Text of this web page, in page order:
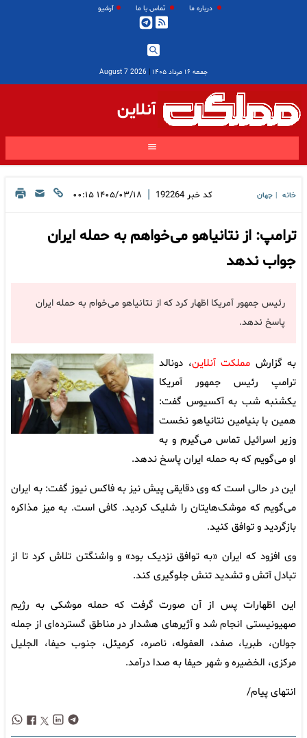
درباره ما تماس با ما آرشیو
جمعه ۱۶ مرداد ۱۴۰۵ |
2026 August 7
آنلاین
خانه جهان کد خبر 192264
| ۱۴۰۵/۰۳/۱۸ ۰۰:۱۵
ترامپ: از نتانیاهو می‌خواهم به حمله ایران
جواب ندهد
رئیس جمهور آمریکا اظهار کرد که از نتانیاهو می‌خوام به حمله ایران
پاسخ ندهد.
به گزارش مملکت آنلاین، دونالد
ترامپ رئیس جمهور آمریکا
یکشنبه شب به آکسیوس گفت:
همین با بنیامین نتانیاهو نخست
وزیر اسرائیل تماس می‌گیرم و به
او می‌گویم که به حمله ایران پاسخ ندهد.
این در حالی است که وی دقایقی پیش نیز به فاکس نیوز گفت: به ایران
می‌گویم که موشک‌هایتان را شلیک کردید. کافی است. به میز مذاکره
بازگردید و توافق کنید.
وی افزود که ایران «به توافق نزدیک بود» و واشنگتن تلاش کرد تا از
تبادل آتش و تشدید تنش جلوگیری کند.
این اظهارات پس از آن صورت گرفت که حمله موشکی به رژیم
صهیونیستی انجام شد و آژیرهای هشدار در مناطق گسترده‌ای از جمله
جولان، طبریا، صفد، العفوله، ناصره، کرمیئل، جنوب حیفا، الجلیل
مرکزی، الخضیره و شهر حیفا به صدا درآمد.
انتهای پیام/